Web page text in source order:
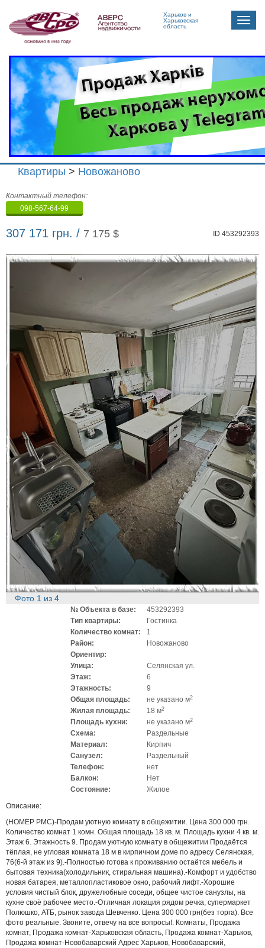
Харьков и
Харьковская
область
Toggle
Квартиры > Новожаново
Агенство
недвижимости
"Аверс"
Контактный телефон:
098-567-64-99
307 171 грн. / 7 175 $ ID 453292393
Фото 1 из 4
№ Объекта в базе:
453292393
Тип квартиры:
Гостинка
Количество комнат:
1
Район:
Новожаново
Ориентир:
Улица:
Селянская ул.
Этаж:
6
Этажность:
9
Общая площадь:
не указано м2
Жилая площадь: 18 м2
Площадь кухни: не указано м2
Схема:
Раздельные
Материал:
Кирпич
Санузел:
Раздельный
Телефон:
нет
Балкон:
Нет
Состояние:
Жилое
Описание:
(НОМЕР PMC)-Продам уютную комнату в общежитии. Цена 300 000 грн.
Количество комнат 1 комн. Общая площадь 18 кв. м. Площадь кухни 4 кв. м.
Этаж 6. Этажность 9. Продам уютную комнату в общежитии Продаётся
тёплая, не угловая комната 18 м в кирпичном доме по адресу Селянская,
76(6-й этаж из 9).-Полностью готова к проживанию остаётся мебель и
бытовая техника(холодильник, стиральная машина).-Комфорт и удобство
новая батарея, металлопластиковое окно, рабочий лифт.-Хорошие
условия чистый блок, дружелюбные соседи, общее чистое санузлы, на
кухне своё рабочее место.-Отличная локация рядом речка, супермаркет
Полюшко, АТБ, рынок завода Шевченко. Цена 300 000 грн(без торга). Все
фото реальные. Звоните, отвечу на все вопросы!. Комнаты, Продажа
комнат, Продажа комнат-Харьковская область, Продажа комнат-Харьков,
Продажа комнат-Новобаварский Адрес Харьков, Новобаварский,